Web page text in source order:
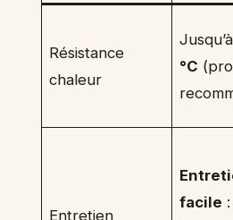
Résistance
chaleur
Jusqu’à
°C
Entretien
facile :